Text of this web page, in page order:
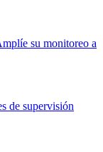
su monitoreo a
de supervisión